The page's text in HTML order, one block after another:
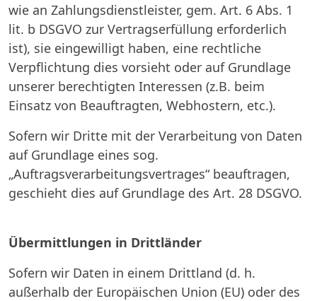
wie an Zahlungsdienstleister, gem. Art. 6 Abs. 1
lit. b DSGVO zur Vertragserfüllung erforderlich
ist), sie eingewilligt haben, eine rechtliche
Verpflichtung dies vorsieht oder auf Grundlage
unserer berechtigten Interessen (z.B. beim
Einsatz von Beauftragten, Webhostern, etc.).
Sofern wir Dritte mit der Verarbeitung von Daten
auf Grundlage eines sog.
„Auftragsverarbeitungsvertrages“ beauftragen,
geschieht dies auf Grundlage des Art. 28 DSGVO.
Übermittlungen in Drittländer
Sofern wir Daten in einem Drittland (d. h.
außerhalb der Europäischen Union (EU) oder des